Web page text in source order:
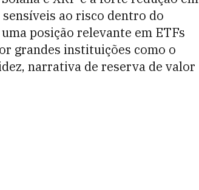
ao risco dentro do
posição relevante em ETFs
grandes instituições como o
narrativa de reserva de valor